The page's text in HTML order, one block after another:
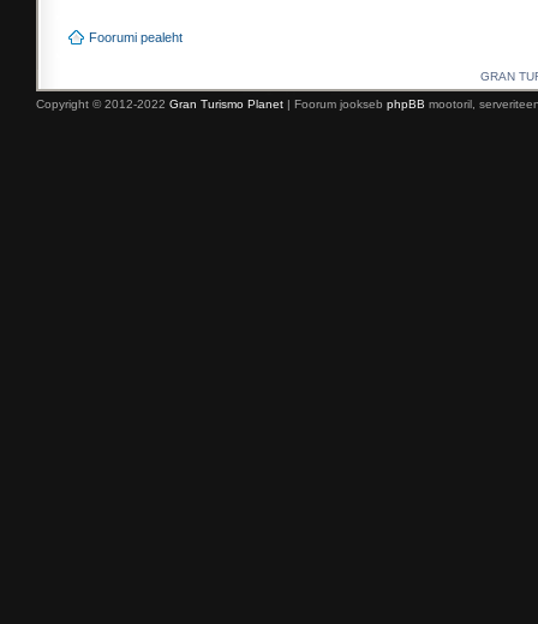
Foorumi pealeht
GRAN
Copyright © 2012-2022 Gran Turismo Planet | Foorum jookseb phpBB mootoril,